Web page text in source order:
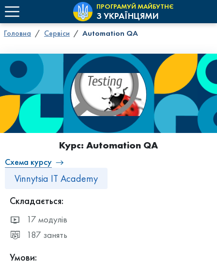
ПРОГРАМУЙ МАЙБУТНЄ
З УКРАЇНЦЯМИ
Головна Сервіси Automation QA
Курс: Automation QA
Схема курсу
Vinnytsia IT Academy
Складається:
17 модулів
187 занять
Умови: